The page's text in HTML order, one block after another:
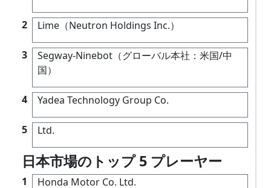
2 Lime（Neutron Holdings Inc.）
3
Segway-Ninebot（グローバル本社：米国/中
国）
4 Yadea Technology Group Co.
5 Ltd.
日本市場のトップ 5 プレーヤー
1 Honda Motor Co. Ltd.